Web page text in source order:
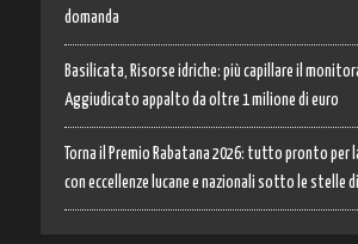
domanda
Basilicata, Risorse idriche: più capillare il
Aggiudicato appalto da oltre 1 milione di euro
Torna il Premio Rabatana 2026: tutto pronto per
con eccellenze lucane e nazionali sotto le stelle